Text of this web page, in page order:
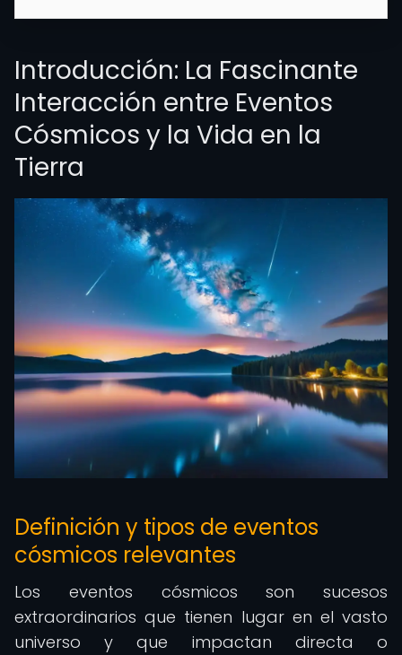
Introducción: La Fascinante
Interacción entre Eventos
Cósmicos y la Vida en la
Tierra
Definición y tipos de eventos
cósmicos relevantes
Los eventos cósmicos son sucesos
extraordinarios que tienen lugar en el vasto
universo y que impactan directa o